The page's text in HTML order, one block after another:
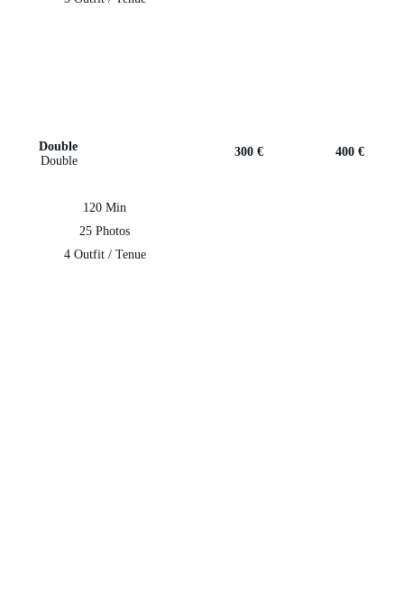
Double
120 Min
25 Photos
4 Outfit / Tenue
300 € 400 €
Double